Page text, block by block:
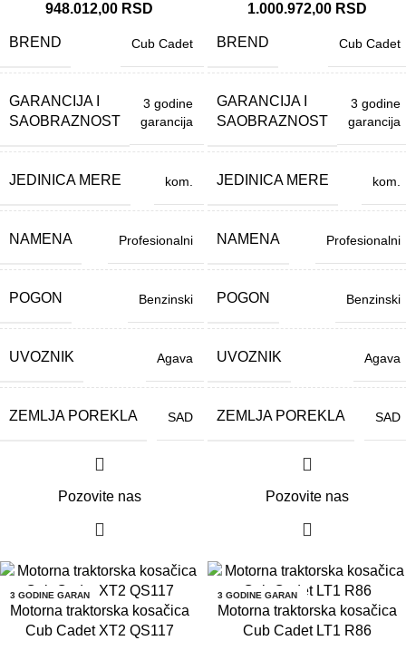
948.012,00 RSD
BREND Cub Cadet
GARANCIJA I
SAOBRAZNOST
3 godine
garancija
JEDINICA MERE kom.
NAMENA Profesionalni
POGON Benzinski
UVOZNIK Agava
ZEMLJA POREKLA SAD
Pozovite nas
1.000.972,00 RSD
BREND Cub Cadet
GARANCIJA I
SAOBRAZNOST
3 godine
garancija
JEDINICA MERE kom.
NAMENA Profesionalni
POGON Benzinski
UVOZNIK Agava
ZEMLJA POREKLA SAD
Pozovite nas
3 GODINE GARAN
CIJA
Motorna traktorska kosačica
Cub Cadet XT2 QS117
3 GODINE GARAN
CIJA
Motorna traktorska kosačica
Cub Cadet LT1 R86